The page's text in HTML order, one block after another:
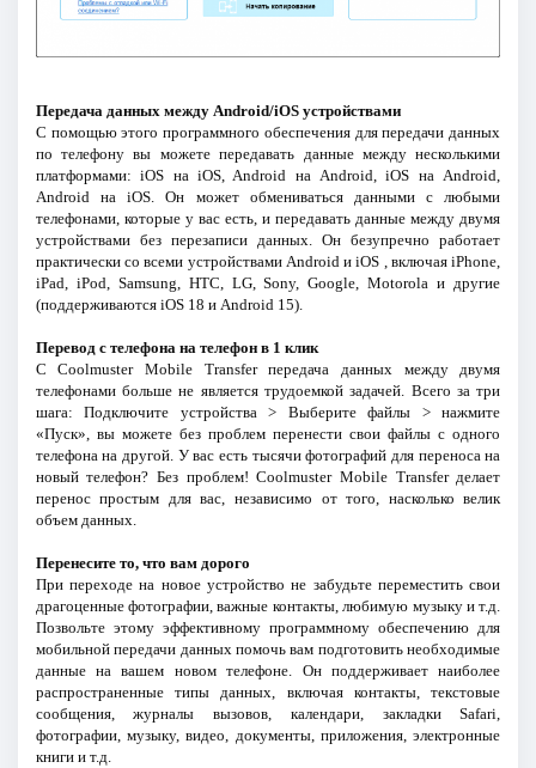
Передача данных между Android/iOS устройствами
С помощью этого программного обеспечения для передачи данных
по телефону вы можете передавать данные между несколькими
платформами: iOS на iOS, Android на Android, iOS на Android,
Android на iOS. Он может обмениваться данными с любыми
телефонами, которые у вас есть, и передавать данные между двумя
устройствами без перезаписи данных. Он безупречно работает
практически со всеми устройствами Android и iOS , включая iPhone,
iPad, iPod, Samsung, HTC, LG, Sony, Google, Motorola и другие
(поддерживаются iOS 18 и Android 15).
Перевод с телефона на телефон в 1 клик
С Coolmuster Mobile Transfer передача данных между двумя
телефонами больше не является трудоемкой задачей. Всего за три
шага: Подключите устройства > Выберите файлы > нажмите
«Пуск», вы можете без проблем перенести свои файлы с одного
телефона на другой. У вас есть тысячи фотографий для переноса на
новый телефон? Без проблем! Coolmuster Mobile Transfer делает
перенос простым для вас, независимо от того, насколько велик
объем данных.
Перенесите то, что вам дорого
При переходе на новое устройство не забудьте переместить свои
драгоценные фотографии, важные контакты, любимую музыку и т.д.
Позвольте этому эффективному программному обеспечению для
мобильной передачи данных помочь вам подготовить необходимые
данные на вашем новом телефоне. Он поддерживает наиболее
распространенные типы данных, включая контакты, текстовые
сообщения, журналы вызовов, календари, закладки Safari,
фотографии, музыку, видео, документы, приложения, электронные
книги и т.д.